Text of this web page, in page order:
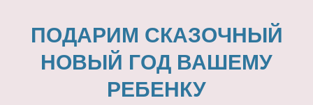
ПОДАРИМ СКАЗОЧНЫЙ
НОВЫЙ ГОД ВАШЕМУ
РЕБЕНКУ